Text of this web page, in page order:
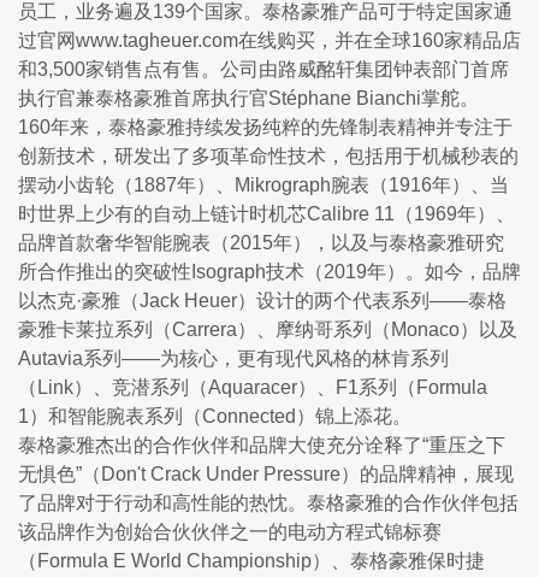
员工，业务遍及139个国家。泰格豪雅产品可于特定国家通
过官网www.tagheuer.com在线购买，并在全球160家精品店
和3,500家销售点有售。公司由路威酩轩集团钟表部门首席
执行官兼泰格豪雅首席执行官Stéphane Bianchi掌舵。
160年来，泰格豪雅持续发扬纯粹的先锋制表精神并专注于
创新技术，研发出了多项革命性技术，包括用于机械秒表的
摆动小齿轮（1887年）、Mikrograph腕表（1916年）、当
时世界上少有的自动上链计时机芯Calibre 11（1969年）、
品牌首款奢华智能腕表（2015年），以及与泰格豪雅研究
所合作推出的突破性Isograph技术（2019年）。如今，品牌
以杰克·豪雅（Jack Heuer）设计的两个代表系列——泰格
豪雅卡莱拉系列（Carrera）、摩纳哥系列（Monaco）以及
Autavia系列——为核心，更有现代风格的林肯系列
（Link）、竞潜系列（Aquaracer）、F1系列（Formula
1）和智能腕表系列（Connected）锦上添花。
泰格豪雅杰出的合作伙伴和品牌大使充分诠释了“重压之下
无惧色”（Don't Crack Under Pressure）的品牌精神，展现
了品牌对于行动和高性能的热忱。泰格豪雅的合作伙伴包括
该品牌作为创始合伙伙伴之一的电动方程式锦标赛
（Formula E World Championship）、泰格豪雅保时捷